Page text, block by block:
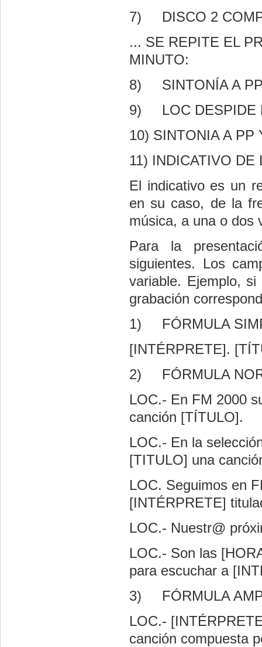
7)
DISCO 2
... SE REPITE EL
MINUTO:
8)
SINTONÍA A
9)
LOC DESPIDE
10) SINTONIA A PP
11) INDICATIVO DE
El indicativo es un
en su caso, de la
música, a una o dos
Para la
siguientes. Los
variable. Ejemplo,
grabación
1)
FÓRMULA
[INTÉRPRETE].
2)
FÓRMULA
LOC.- En FM 2000
canción [TÍTULO].
LOC.- En la
[TITULO] una
LOC. Seguimos en
[INTÉRPRETE]
LOC.- Nuestr@
LOC.- Son las
para escuchar a
3)
FÓRMULA
LOC.-
canción compuesta